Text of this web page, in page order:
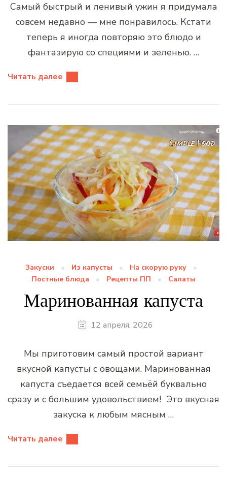
Самый быстрый и ленивый ужин я придумала
совсем недавно — мне понравилось. Кстати
теперь я иногда повторяю это блюдо и
фантазирую со специями и зеленью. …
Читать далее
Закуски Из капусты
На скорую руку
Постные блюда
Рецепты ПП Салаты
Маринованная капуста
12 апреля, 2026
Мы приготовим самый простой вариант
вкусной капусты с овощами. Маринованная
капуста съедается всей семьёй буквально
сразу и с большим удовольствием! Это вкусная
закуска к любым мясным …
Читать далее